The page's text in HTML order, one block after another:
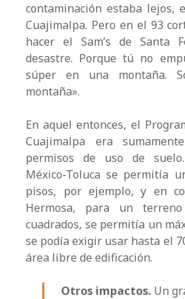
contaminación estaba lejos,
Cuajimalpa. Pero en el 93
hacer el Sam’s de Santa
desastre. Porque tú no
súper en una montaña.
montaña».
En aquel entonces, el
Cuajimalpa era
permisos de uso de
México-Toluca se permitía
pisos, por ejemplo, y en
Hermosa, para un
cuadrados, se permitía un
se podía exigir usar hasta el
área libre de edificación.
Otros impactos. Un